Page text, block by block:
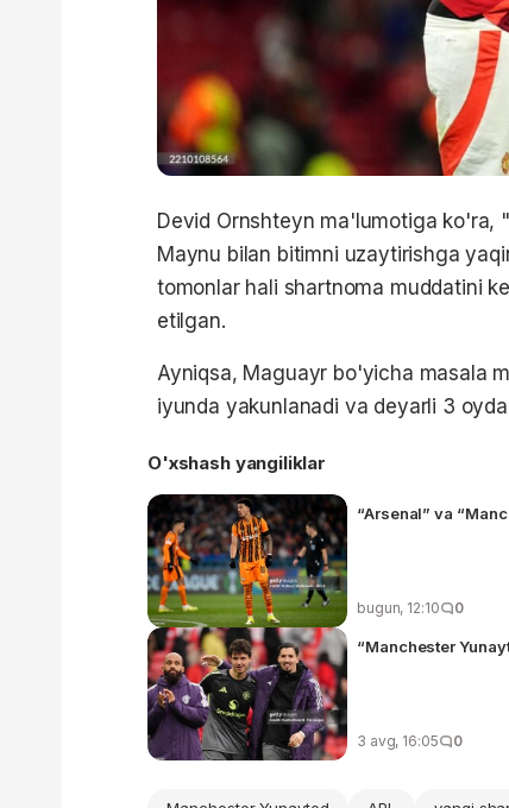
Devid Ornshteyn ma'lumotiga ko'ra,
Maynu bilan bitimni uzaytirishga
tomonlar hali shartnoma muddatini
etilgan.
Ayniqsa, Maguayr bo'yicha masala
iyunda yakunlanadi va deyarli 3
O'xshash yangiliklar
“Arsenal” va
bugun, 12:10 0
“Manchester
3 avg, 16:05 0